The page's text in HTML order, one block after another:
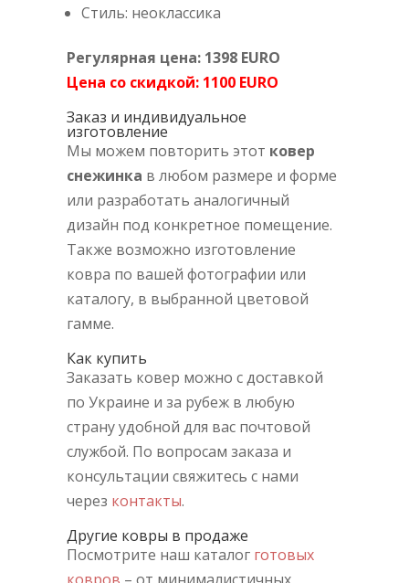
Стиль: неоклассика
Регулярная цена: 1398 EURO
Цена со скидкой: 1100 EURO
Заказ и индивидуальное
изготовление
Мы можем повторить этот ковер
снежинка в любом размере и форме
или разработать аналогичный
дизайн под конкретное помещение.
Также возможно изготовление
ковра по вашей фотографии или
каталогу, в выбранной цветовой
гамме.
Как купить
Заказать ковер можно с доставкой
по Украине и за рубеж в любую
страну удобной для вас почтовой
службой. По вопросам заказа и
консультации свяжитесь с нами
через контакты.
Другие ковры в продаже
Посмотрите наш каталог готовых